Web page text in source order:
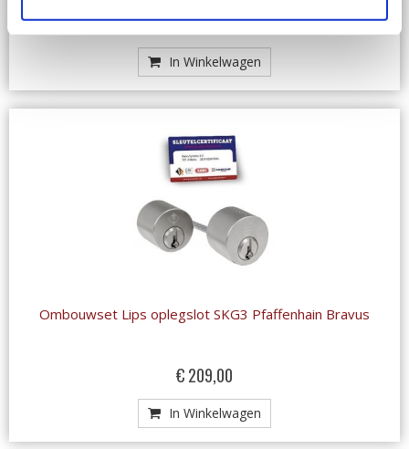
€ 345,00
In Winkelwagen
Ombouwset Lips oplegslot SKG3 Pfaffenhain Bravus
€ 209,00
In Winkelwagen